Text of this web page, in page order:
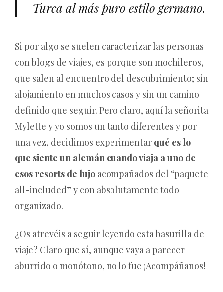
Turca al más puro estilo germano.
Si por algo se suelen caracterizar las personas
con blogs de viajes, es porque son mochileros,
que salen al encuentro del descubrimiento; sin
alojamiento en muchos casos y sin un camino
definido que seguir. Pero claro, aquí la señorita
Mylette y yo somos un tanto diferentes y por
una vez, decidimos experimentar qué es lo
que siente un alemán cuando viaja a uno de
esos resorts de lujo acompañados del “paquete
all-included” y con absolutamente todo
organizado.
¿Os atrevéis a seguir leyendo esta basurilla de
viaje? Claro que sí, aunque vaya a parecer
aburrido o monótono, no lo fue ¡Acompáñanos!